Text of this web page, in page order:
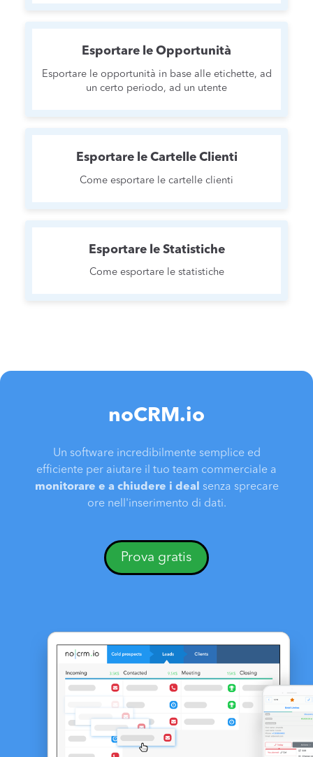
Esportare le Opportunità
Esportare le opportunità in base alle etichette, ad
un certo periodo, ad un utente
Esportare le Cartelle Clienti
Come esportare le cartelle clienti
Esportare le Statistiche
Come esportare le statistiche
noCRM.io
Un software incredibilmente semplice ed
efficiente per aiutare il tuo team commerciale a
monitorare e a chiudere i deal senza sprecare
ore nell'inserimento di dati.
Prova gratis